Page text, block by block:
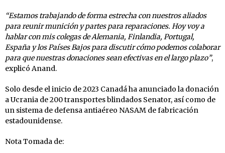
“Estamos trabajando de forma estrecha con nuestros aliados
para reunir munición y partes para reparaciones. Hoy voy a
hablar con mis colegas de Alemania, Finlandia, Portugal,
España y los Países Bajos para discutir cómo podemos colaborar
para que nuestras donaciones sean efectivas en el largo plazo”,
explicó Anand.
Solo desde el inicio de 2023 Canadá ha anunciado la donación
a Ucrania de 200 transportes blindados Senator, así como de
un sistema de defensa antiaéreo NASAM de fabricación
estadounidense.
Nota Tomada de: